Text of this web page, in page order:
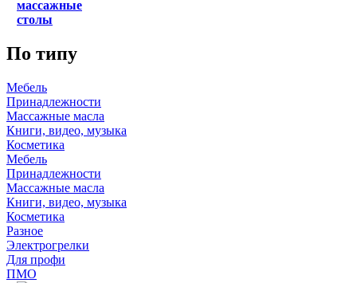
массажные
столы
По типу
Мебель
Принадлежности
Массажные масла
Книги, видео, музыка
Косметика
Мебель
Принадлежности
Массажные масла
Книги, видео, музыка
Косметика
Разное
Электрогрелки
Для профи
ПМО